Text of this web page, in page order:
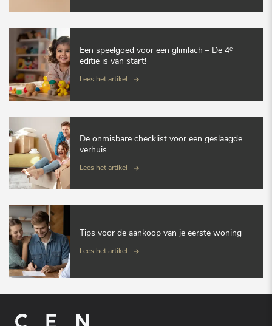
Een speelgoed voor een glimlach – De 4ᵉ
editie is van start!
Lees het artikel
De onmisbare checklist voor een geslaagde
verhuis
Lees het artikel
Tips voor de aankoop van je eerste woning
Lees het artikel